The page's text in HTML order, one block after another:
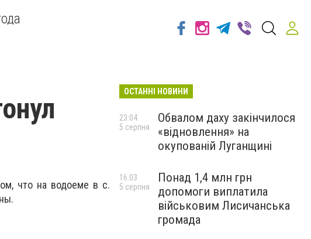
что на водоеме в с.
ОСТАННІ НОВИНИ
Обвалом даху закінчилося
«відновлення» на
окупованій Луганщині
23:04
5 серпня
Понад 1,4 млн грн
допомоги виплатила
військовим Лисичанська
громада
16:03
5 серпня